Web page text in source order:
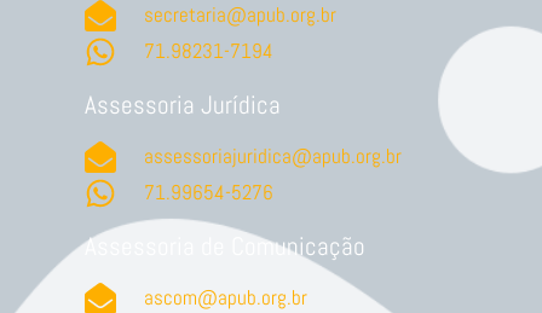
secretaria@apub.org.br
71.98231-7194
Assessoria Jurídica
assessoriajuridica@apub.org.br
71.99654-5276
Assessoria de Comunicação
ascom@apub.org.br